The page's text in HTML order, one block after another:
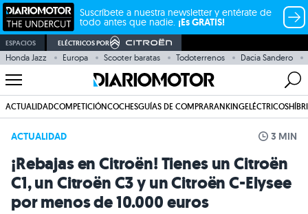
Suscríbete a nuestra newsletter y entérate de
todo antes que nadie. ¡Es GRATIS!
ESPACIOS ELÉCTRICOS POR
Honda Jazz Europa Scooter baratas Todoterrenos Dacia Sandero
ACTUALIDADCOMPETICIÓNCOCHESGUÍAS DE COMPRARANKINGELÉCTRICOS
ACTUALIDAD 3 MIN
¡Rebajas en Citroën! Tienes un Citroën
C1, un Citroën C3 y un Citroën C-Elysee
por menos de 10.000 euros